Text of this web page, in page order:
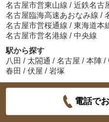
名古屋市営東山線 / 近鉄名古
名古屋臨海高速あおなみ線 /
名古屋市営桜通線 / 東海道本
名古屋市営名港線 / 中央線
駅から探す
八田 / 太閤通 / 名古屋 / 本陣 /
春田 / 伏屋 / 岩塚
電話で